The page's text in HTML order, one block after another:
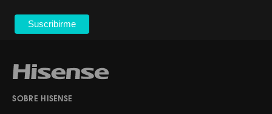
SOBRE HISENSE